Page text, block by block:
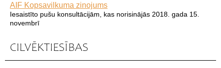
AIF Kopsavilkuma zinojums
Iesaistīto pušu konsultācijām, kas norisinājās 2018. gada 15.
novembrī
CILVĒKTIESĪBAS